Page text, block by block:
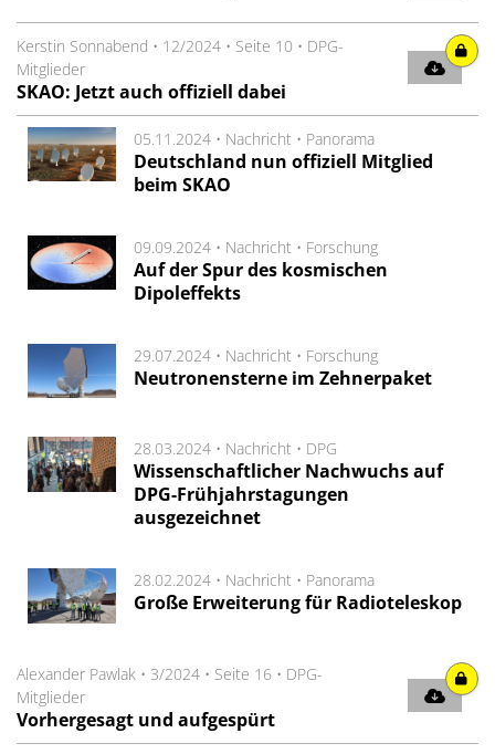
Kerstin Sonnabend • 12/2024 • Seite 10 • DPG-
Mitglieder
SKAO: Jetzt auch offiziell ­dabei
05.11.2024 • Nachricht • Panorama
Deutschland nun offiziell Mitglied
beim SKAO
09.09.2024 • Nachricht • Forschung
Auf der Spur des kosmischen
Dipoleffekts
29.07.2024 • Nachricht • Forschung
Neutronensterne im Zehnerpaket
28.03.2024 • Nachricht • DPG
Wissenschaftlicher Nachwuchs auf
DPG-Frühjahrstagungen
ausgezeichnet
28.02.2024 • Nachricht • Panorama
Große Erweiterung für Radioteleskop
Alexander Pawlak • 3/2024 • Seite 16 • DPG-
Mitglieder
Vorhergesagt und aufgespürt